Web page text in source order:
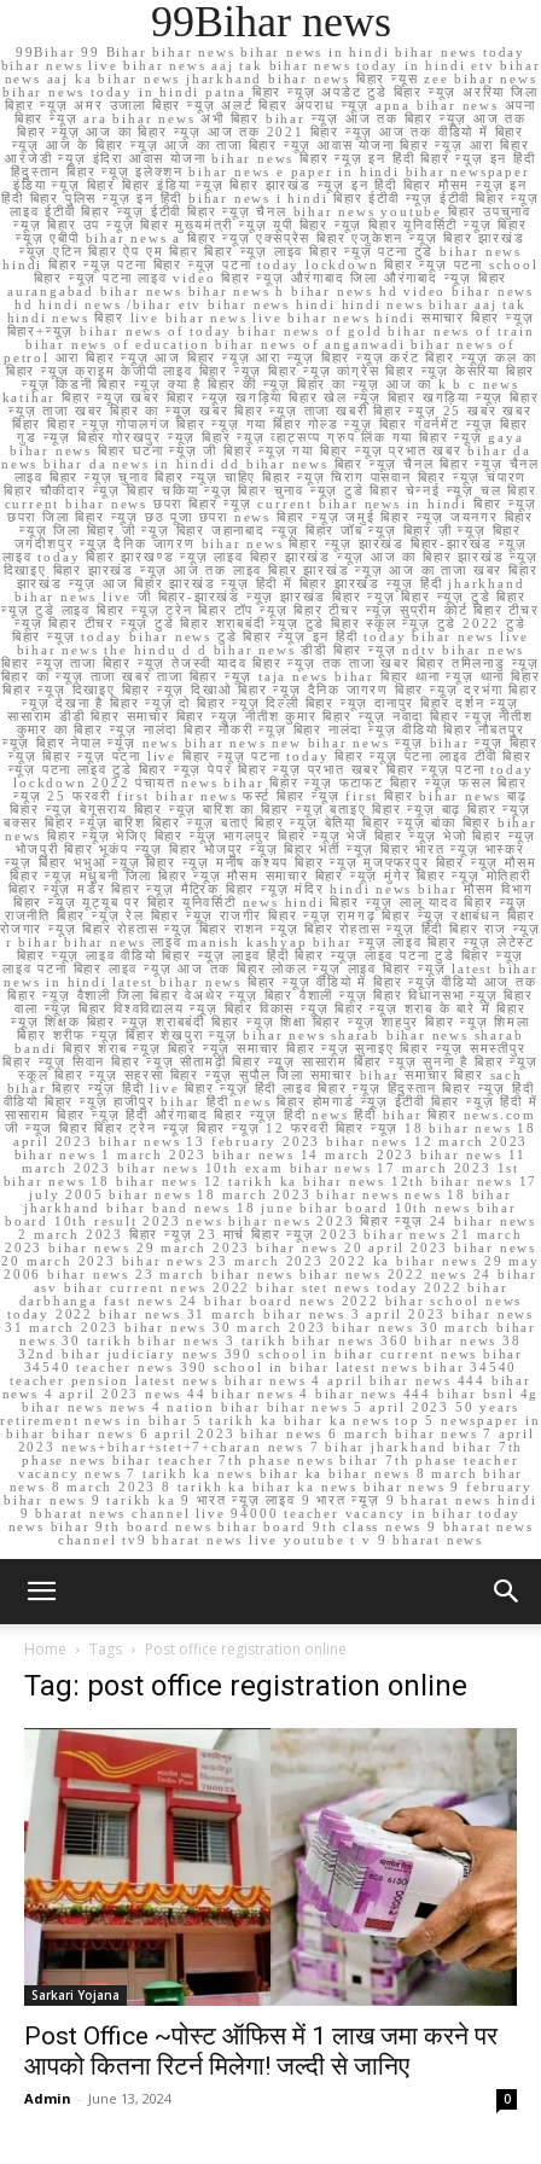
99Bihar news
99Bihar 99 Bihar bihar news bihar news in hindi bihar news today
bihar news live bihar news aaj tak bihar news today in hindi etv bihar
news aaj ka bihar news jharkhand bihar news बिहार न्यूस zee bihar news
bihar news today in hindi patna बिहार न्यूज़ अपडेट टुडे बिहार न्यूज़ अररिया जिला
बिहार न्यूज़ अमर उजाला बिहार न्यूज़ अलर्ट बिहार अपराध न्यूज़ apna bihar news अपना
बिहार न्यूज़ ara bihar news अभी बिहार bihar न्यूज़ आज तक बिहार न्यूज़ आज तक
बिहार न्यूज़ आज का बिहार न्यूज़ आज तक 2021 बिहार न्यूज़ आज तक वीडियो में बिहार
न्यूज़ आज के बिहार न्यूज़ आज का ताजा बिहार न्यूज़ आवास योजना बिहार न्यूज़ आरा बिहार
आरजेडी न्यूज़ इंदिरा आवास योजना bihar news बिहार न्यूज़ इन हिंदी बिहार न्यूज़ इन हिंदी
हिंदुस्तान बिहार न्यूज़ इलेक्शन bihar news e paper in hindi bihar newspaper
इंडिया न्यूज़ बिहार बिहार इंडिया न्यूज़ बिहार झारखंड न्यूज़ इन हिंदी बिहार मौसम न्यूज़ इन
हिंदी बिहार पुलिस न्यूज़ इन हिंदी bihar news i hindi बिहार ईटीवी न्यूज़ ईटीवी बिहार न्यूज़
लाइव ईटीवी बिहार न्यूज़ ईटीवी बिहार न्यूज़ चैनल bihar news youtube बिहार उपचुनाव
न्यूज़ बिहार उप न्यूज़ बिहार मुख्यमंत्री न्यूज़ यूपी बिहार न्यूज़ बिहार यूनिवर्सिटी न्यूज़ बिहार
न्यूज़ एबीपी bihar news a बिहार न्यूज़ एक्सप्रेस बिहार एजुकेशन न्यूज़ बिहार झारखंड
न्यूज़ एटिन बिहार ऐप एम बिहार बिहार न्यूज़ लाइव बिहार न्यूज़ पटना टुडे bihar news
hindi बिहार न्यूज़ पटना बिहार न्यूज़ पटना today lockdown बिहार न्यूज़ पटना school
बिहार न्यूज़ पटना लाइव video बिहार न्यूज़ औरंगाबाद जिला औरंगाबाद न्यूज़ बिहार
aurangabad bihar news bihar news h bihar news hd video bihar news
hd hindi news /bihar etv bihar news hindi hindi news bihar aaj tak
hindi news बिहार live bihar news live bihar news hindi समाचार बिहार न्यूज़
बिहार+न्यूज़ bihar news of today bihar news of gold bihar news of train
bihar news of education bihar news of anganwadi bihar news of
petrol आरा बिहार न्यूज़ आज बिहार न्यूज़ आरा न्यूज़ बिहार न्यूज़ करंट बिहार न्यूज़ कल का
बिहार न्यूज़ क्राइम केजीपी लाइव बिहार न्यूज़ बिहार न्यूज़ कांग्रेस बिहार न्यूज़ केसरिया बिहार
न्यूज़ किडनी बिहार न्यूज़ क्या है बिहार की न्यूज़ बिहार का न्यूज़ आज का k b c news
katihar बिहार न्यूज़ खबर बिहार न्यूज़ खगड़िया बिहार खेल न्यूज़ बिहार खगड़िया न्यूज़ बिहार
न्यूज़ ताजा खबर बिहार का न्यूज़ खबर बिहार न्यूज़ ताजा खबरी बिहार न्यूज़ 25 खबर खबर
बिहार बिहार न्यूज़ गोपालगंज बिहार न्यूज़ गया बिहार गोल्ड न्यूज़ बिहार गवर्नमेंट न्यूज़ बिहार
गुड न्यूज़ बिहार गोरखपुर न्यूज़ बिहार न्यूज़ व्हाट्सप्प ग्रुप लिंक गया बिहार न्यूज़ gaya
bihar news बिहार घटना न्यूज़ जी बिहार न्यूज़ गया बिहार न्यूज़ प्रभात खबर bihar da
news bihar da news in hindi dd bihar news बिहार न्यूज़ चैनल बिहार न्यूज़ चैनल
लाइव बिहार न्यूज़ चुनाव बिहार न्यूज़ चाहिए बिहार न्यूज़ चिराग पासवान बिहार न्यूज़ चंपारण
बिहार चौकीदार न्यूज़ बिहार चकिया न्यूज़ बिहार चुनाव न्यूज़ टुडे बिहार चेन्नई न्यूज़ चल बिहार
current bihar news छपरा बिहार न्यूज़ current bihar news in hindi बिहार न्यूज़
छपरा जिला बिहार न्यूज़ छठ पूजा छपरा news बिहार न्यूज़ जमुई बिहार न्यूज़ जयनगर बिहार
न्यूज़ जिला बिहार जी न्यूज़ बिहार जहानाबाद न्यूज़ बिहार जॉब न्यूज़ बिहार ज़ी न्यूज़ बिहार
जगदीशपुर न्यूज़ दैनिक जागरण bihar news बिहार न्यूज़ झारखंड बिहार-झारखंड न्यूज़
लाइव today बिहार झारखण्ड न्यूज़ लाइव बिहार झारखंड न्यूज़ आज का बिहार झारखंड न्यूज़
दिखाइए बिहार झारखंड न्यूज़ आज तक लाइव बिहार झारखंड न्यूज़ आज का ताजा खबर बिहार
झारखंड न्यूज़ आज बिहार झारखंड न्यूज़ हिंदी में बिहार झारखंड न्यूज़ हिंदी jharkhand
bihar news live जी बिहार-झारखंड न्यूज़ झारखंड बिहार न्यूज़ बिहार न्यूज़ टुडे बिहार
न्यूज़ टुडे लाइव बिहार न्यूज़ ट्रेन बिहार टॉप न्यूज़ बिहार टीचर न्यूज़ सुप्रीम कोर्ट बिहार टीचर
न्यूज़ बिहार टीचर न्यूज़ टुडे बिहार शराबबंदी न्यूज़ टुडे बिहार स्कूल न्यूज़ टुडे 2022 टुडे
बिहार न्यूज़ today bihar news टुडे बिहार न्यूज़ इन हिंदी today bihar news live
bihar news the hindu d d bihar news डीडी बिहार न्यूज़ ndtv bihar news
बिहार न्यूज़ ताजा बिहार न्यूज़ तेजस्वी यादव बिहार न्यूज़ तक ताजा खबर बिहार तमिलनाडु न्यूज़
बिहार का न्यूज़ ताजा खबर ताजा बिहार न्यूज़ taja news bihar बिहार थाना न्यूज़ थाना बिहार
बिहार न्यूज़ दिखाइए बिहार न्यूज़ दिखाओ बिहार न्यूज़ दैनिक जागरण बिहार न्यूज़ दरभंगा बिहार
न्यूज़ देखना है बिहार न्यूज़ दो बिहार न्यूज़ दिल्ली बिहार न्यूज़ दानापुर बिहार दर्शन न्यूज़
सासाराम डीडी बिहार समाचार बिहार न्यूज़ नीतीश कुमार बिहार न्यूज़ नवादा बिहार न्यूज़ नीतीश
कुमार का बिहार न्यूज़ नालंदा बिहार नौकरी न्यूज़ बिहार नालंदा न्यूज़ वीडियो बिहार नौबतपुर
न्यूज़ बिहार नेपाल न्यूज़ news bihar news new bihar news न्यूज़ bihar न्यूज़ बिहार
न्यूज़ बिहार न्यूज़ पटना live बिहार न्यूज़ पटना today बिहार न्यूज़ पटना लाइव टीवी बिहार
न्यूज़ पटना लाइव टुडे बिहार न्यूज़ पेपर बिहार न्यूज़ प्रभात खबर बिहार न्यूज़ पटना today
lockdown 2022 पंचायत news bihar बिहार न्यूज़ फटाफट बिहार न्यूज़ फसल बिहार
न्यूज़ 25 फरवरी first bihar news फर्स्ट बिहार न्यूज़ first बिहार bihar news बाढ़
बिहार न्यूज़ बेगूसराय बिहार न्यूज़ बारिश का बिहार न्यूज़ बताइए बिहार न्यूज़ बाढ़ बिहार न्यूज़
बक्सर बिहार न्यूज़ बारिश बिहार न्यूज़ बताएं बिहार न्यूज़ बेतिया बिहार न्यूज़ बांका बिहार bihar
news बिहार न्यूज़ भेजिए बिहार न्यूज़ भागलपुर बिहार न्यूज़ भेजें बिहार न्यूज़ भेजो बिहार न्यूज़
भोजपुरी बिहार भूकंप न्यूज़ बिहार भोजपुर न्यूज़ बिहार भर्ती न्यूज़ बिहार भारत न्यूज़ भास्कर
न्यूज़ बिहार भभुआ न्यूज़ बिहार न्यूज़ मनीष कश्यप बिहार न्यूज़ मुजफ्फरपुर बिहार न्यूज़ मौसम
बिहार न्यूज़ मधुबनी जिला बिहार न्यूज़ मौसम समाचार बिहार न्यूज़ मुंगेर बिहार न्यूज़ मोतिहारी
बिहार न्यूज़ मर्डर बिहार न्यूज़ मैट्रिक बिहार न्यूज़ मंदिर hindi news bihar मौसम विभाग
बिहार न्यूज़ यूट्यूब पर बिहार यूनिवर्सिटी news hindi बिहार न्यूज़ लालू यादव बिहार न्यूज़
राजनीति बिहार न्यूज़ रेल बिहार न्यूज़ राजगीर बिहार न्यूज़ रामगढ़ बिहार न्यूज़ रक्षाबंधन बिहार
रोजगार न्यूज़ बिहार रोहतास न्यूज़ बिहार राशन न्यूज़ बिहार रोहतास न्यूज़ हिंदी बिहार राज न्यूज़
r bihar bihar news लाइव manish kashyap bihar न्यूज़ लाइव बिहार न्यूज़ लेटेस्ट
बिहार न्यूज़ लाइव वीडियो बिहार न्यूज़ लाइव हिंदी बिहार न्यूज़ लाइव पटना टुडे बिहार न्यूज़
लाइव पटना बिहार लाइव न्यूज़ आज तक बिहार लोकल न्यूज़ लाइव बिहार न्यूज़ latest bihar
news in hindi latest bihar news बिहार न्यूज़ वीडियो में बिहार न्यूज़ वीडियो आज तक
बिहार न्यूज़ वैशाली जिला बिहार वेअथेर न्यूज़ बिहार वैशाली न्यूज़ बिहार विधानसभा न्यूज़ बिहार
वाला न्यूज़ बिहार विश्वविद्यालय न्यूज़ बिहार विकास न्यूज़ बिहार न्यूज़ शराब के बारे में बिहार
न्यूज़ शिक्षक बिहार न्यूज़ शराबबंदी बिहार न्यूज़ शिक्षा बिहार न्यूज़ शाहपुर बिहार न्यूज़ शिमला
बिहार शरीफ न्यूज़ बिहार शेखपुरा न्यूज़ bihar news sharab bihar news sharab
bandi बिहार शराब न्यूज़ बिहार न्यूज़ समाचार बिहार न्यूज़ सुनाइए बिहार न्यूज़ समस्तीपुर
बिहार न्यूज़ सिवान बिहार न्यूज़ सीतामढ़ी बिहार न्यूज़ सासाराम बिहार न्यूज़ सुनना है बिहार न्यूज़
स्कूल बिहार न्यूज़ सहरसा बिहार न्यूज़ सुपौल जिला समाचार bihar समाचार बिहार sach
bihar बिहार न्यूज़ हिंदी live बिहार न्यूज़ हिंदी लाइव बिहार न्यूज़ हिंदुस्तान बिहार न्यूज़ हिंदी
वीडियो बिहार न्यूज़ हाजीपुर bihar हिंदी news बिहार होमगार्ड न्यूज़ ईटीवी बिहार न्यूज़ हिंदी में
सासाराम बिहार न्यूज़ हिंदी औरंगाबाद बिहार न्यूज़ हिंदी news हिंदी bihar बिहार news.com
जी न्यूज बिहार बिहार ट्रेन न्यूज़ बिहार न्यूज़ 12 फरवरी बिहार न्यूज़ 18 bihar news 18
april 2023 bihar news 13 february 2023 bihar news 12 march 2023
bihar news 1 march 2023 bihar news 14 march 2023 bihar news 11
march 2023 bihar news 10th exam bihar news 17 march 2023 1st
bihar news 18 bihar news 12 tarikh ka bihar news 12th bihar news 17
july 2005 bihar news 18 march 2023 bihar news news 18 bihar
jharkhand bihar band news 18 june bihar board 10th news bihar
board 10th result 2023 news bihar news 2023 बिहार न्यूज़ 24 bihar news
2 march 2023 बिहार न्यूज़ 23 मार्च बिहार न्यूज़ 2023 bihar news 21 march
2023 bihar news 29 march 2023 bihar news 20 april 2023 bihar news
20 march 2023 bihar news 23 march 2023 2022 ka bihar news 29 may
2006 bihar news 23 march bihar news bihar news 2022 news 24 bihar
asv bihar current news 2022 bihar stet news today 2022 bihar
darbhanga fast news 24 bihar board news 2022 bihar school news
today 2022 bihar news 31 march bihar news 3 april 2023 bihar news
31 march 2023 bihar news 30 march 2023 bihar news 30 march bihar
news 30 tarikh bihar news 3 tarikh bihar news 360 bihar news 38
32nd bihar judiciary news 390 school in bihar current news bihar
34540 teacher news 390 school in bihar latest news bihar 34540
teacher pension latest news bihar news 4 april bihar news 444 bihar
news 4 april 2023 news 44 bihar news 4 bihar news 444 bihar bsnl 4g
bihar news news 4 nation bihar bihar news 5 april 2023 50 years
retirement news in bihar 5 tarikh ka bihar ka news top 5 newspaper in
bihar bihar news 6 april 2023 bihar news 6 march bihar news 7 april
2023 news+bihar+stet+7+charan news 7 bihar jharkhand bihar 7th
phase news bihar teacher 7th phase news bihar 7th phase teacher
vacancy news 7 tarikh ka news bihar ka bihar news 8 march bihar
news 8 march 2023 8 tarikh ka bihar ka news bihar news 9 february
bihar news 9 tarikh ka 9 भारत न्यूज़ लाइव 9 भारत न्यूज़ 9 bharat news hindi
9 bharat news channel live 94000 teacher vacancy in bihar today
news bihar 9th board news bihar board 9th class news 9 bharat news
channel tv9 bharat news live youtube t v 9 bharat news
Home Tags Post office registration online
Tag: post office registration online
Sarkari Yojana
Post Office ~पोस्ट ऑफिस में 1 लाख जमा करने पर
आपको कितना रिटर्न मिलेगा! जल्दी से जानिए
Admin - June 13, 2024 0